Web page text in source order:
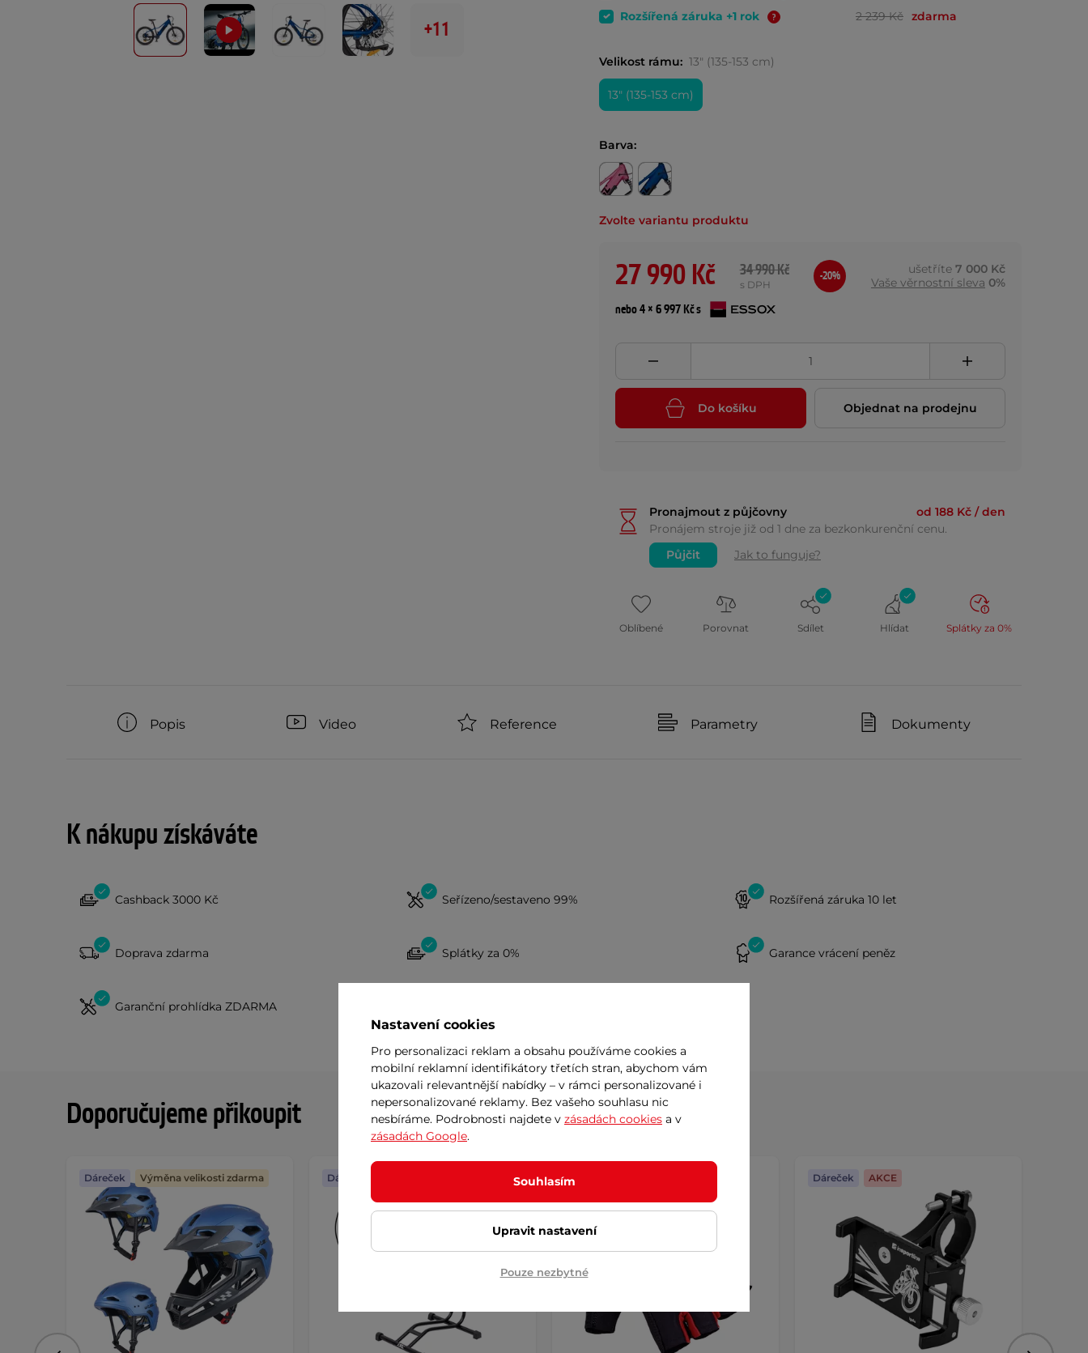
+11
Rozšířená záruka +1 rok
2 239 Kč zdarma
Velikost rámu: 13" (135-153 cm)
13" (135-153 cm)
Barva:
Zvolte variantu produktu
27 990 Kč 34 990 Kč
s DPH
-20% ušetříte 7 000 Kč
Vaše věrnostní sleva 0%
nebo 4 × 6 997 Kč s
Do košíku Objednat na prodejnu
od 188 Kč / den
Pronajmout z půjčovny
Pronájem stroje již od 1 dne za bezkonkurenční cenu.
Půjčit
Jak to funguje?
Oblíbené Porovnat Sdílet Hlídat Splátky za 0%
Popis Video Reference Parametry Dokumenty
K nákupu získáváte
Cashback 3000 Kč Seřízeno/sestaveno 99% Rozšířená záruka 10 let
Doprava zdarma Splátky za 0% Garance vrácení peněz
Garanční prohlídka ZDARMA
Doporučujeme přikoupit
Dáreček Výměna velikosti zdarma Dáreček Dáreček
Výměna velikosti zdarma
Dáreček AKCE
Nastavení cookies
Pro personalizaci reklam a obsahu používáme cookies a
mobilní reklamní identifikátory třetích stran, abychom vám
ukazovali relevantnější nabídky – v rámci personalizované i
nepersonalizované reklamy. Bez vašeho souhlasu nic
nesbíráme. Podrobnosti najdete v zásadách cookies a v
zásadách Google.
Souhlasím
Upravit nastavení
Pouze nezbytné